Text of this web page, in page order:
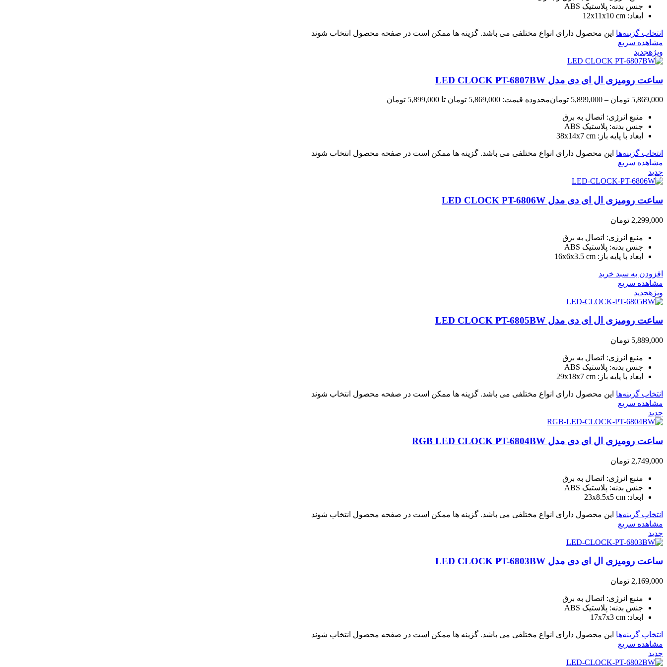
جنس بدنه: پلاستیک ABS
ابعاد: 12x11x10 cm
انتخاب گزینه‌ها این محصول دارای انواع مختلفی می باشد. گزینه ها ممکن است در صفحه محصول انتخاب شوند
مشاهده سریع
ویژهجدید
ساعت رومیزی ال ای دی مدل LED CLOCK PT-6807BW
5,869,000 تومان –
5,899,000 تومانمحدوده قیمت: 5,869,000 تومان تا 5,899,000 تومان
منبع انرژی: اتصال به برق
جنس بدنه: پلاستیک ABS
ابعاد با پایه باز: 38x14x7 cm
انتخاب گزینه‌ها این محصول دارای انواع مختلفی می باشد. گزینه ها ممکن است در صفحه محصول انتخاب شوند
مشاهده سریع
جدید
ساعت رومیزی ال ای دی مدل LED CLOCK PT-6806W
2,299,000 تومان
منبع انرژی: اتصال به برق
جنس بدنه: پلاستیک ABS
ابعاد با پایه باز: 16x6x3.5 cm
افزودن به سبد خرید
مشاهده سریع
ویژهجدید
ساعت رومیزی ال ای دی مدل LED CLOCK PT-6805BW
5,889,000 تومان
منبع انرژی: اتصال به برق
جنس بدنه: پلاستیک ABS
ابعاد با پایه باز: 29x18x7 cm
انتخاب گزینه‌ها این محصول دارای انواع مختلفی می باشد. گزینه ها ممکن است در صفحه محصول انتخاب شوند
مشاهده سریع
جدید
ساعت رومیزی ال ای دی مدل RGB LED CLOCK PT-6804BW
2,749,000 تومان
منبع انرژی: اتصال به برق
جنس بدنه: پلاستیک ABS
ابعاد: 23x8.5x5 cm
انتخاب گزینه‌ها این محصول دارای انواع مختلفی می باشد. گزینه ها ممکن است در صفحه محصول انتخاب شوند
مشاهده سریع
جدید
ساعت رومیزی ال ای دی مدل LED CLOCK PT-6803BW
2,169,000 تومان
منبع انرژی: اتصال به برق
جنس بدنه: پلاستیک ABS
ابعاد: 17x7x3 cm
انتخاب گزینه‌ها این محصول دارای انواع مختلفی می باشد. گزینه ها ممکن است در صفحه محصول انتخاب شوند
مشاهده سریع
جدید